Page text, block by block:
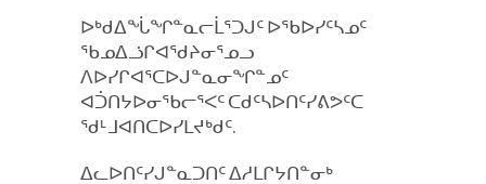
ᐅᒃᑯᐃᖔᖏᓐᓇᓕᒫᕐᑐᒍᑦ ᐅᖃᐅᓯᑦᓴᓄᑦ
ᖃᓄᐃᓘᒋᐊᖁᔨᓂᕐᓄᓗ
ᐱᐅᓯᒋᐊᕐᑕᐅᒍᓐᓇᓂᖏᓐᓄᑦ
ᐊᑑᑎᔭᐅᓂᖃᓕᕐᐸᑦ ᑕᑯᑦᓴᐅᑎᑦᓯᕕᕗᑦᑕ
ᖁᒻᒧᐊᑎᑕᐅᓯᒪᔪᒃᑯᑦ.
ᐃᓚᐅᑎᑦᓯᒍᓐᓇᑐᑎᑦ ᐃᓱᒪᒋᔭᑎᓐᓂᒃ